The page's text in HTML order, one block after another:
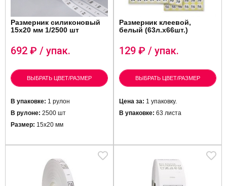
Размерник силиконовый
15х20 мм 1/2500 шт
692 ₽ / упак.
ВЫБРАТЬ ЦВЕТ/РАЗМЕР
В упаковке: 1 рулон
В рулоне: 2500 шт
Размер: 15х20 мм
Размерник клеевой,
белый (63л.х66шт.)
129 ₽ / упак.
ВЫБРАТЬ ЦВЕТ/РАЗМЕР
Цена за: 1 упаковку.
В упаковке: 63 листа